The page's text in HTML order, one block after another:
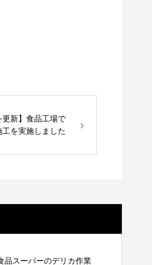
更新】食品工場で
を実施しました
品スーパーのデリカ作業